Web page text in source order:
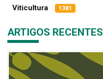
Viticultura 1381
ARTIGOS RECENTES